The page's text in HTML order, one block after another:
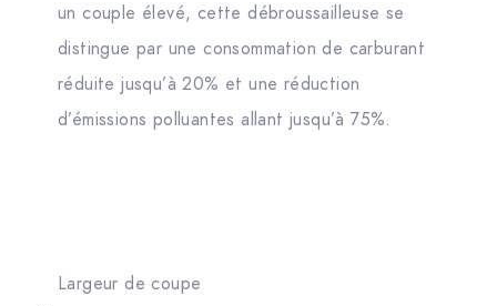
un couple élevé, cette débroussailleuse se
distingue par une consommation de carburant
réduite jusqu’à 20% et une réduction
d’émissions polluantes allant jusqu’à 75%.
Largeur de coupe